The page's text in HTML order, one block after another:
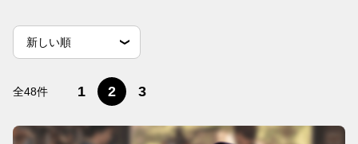
並
替
条
並べ替え条件
新しい順
全48件
1 2 3